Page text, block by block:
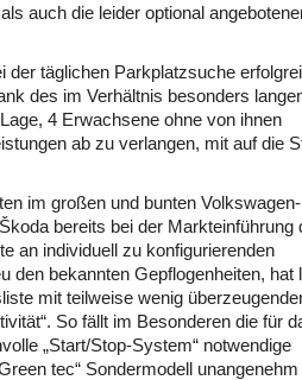
auch die leider optional
der täglichen Parkplatzsuche
des im Verhältnis besonders
4 Erwachsene ohne von ihnen
ab zu verlangen, mit auf die
im großen und bunten Volkswagen-
bereits bei der Markteinführung
an individuell zu konfigurierenden
den bekannten Gepflogenheiten, hat
mit teilweise wenig
So fällt im Besonderen die für
„Start/Stop-System“ notwendige
tec“ Sondermodell